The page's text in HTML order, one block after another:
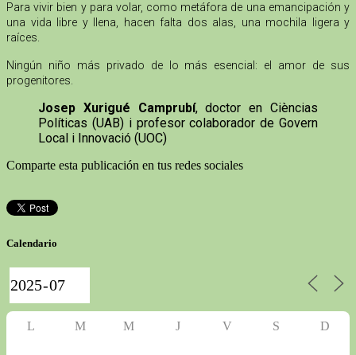
Para vivir bien y para volar, como metáfora de una emancipación y
una vida libre y llena, hacen falta dos alas, una mochila ligera y
raíces.
Ningún niño más privado de lo más esencial: el amor de sus
progenitores.
Josep Xurigué Camprubí, doctor en Cièncias
Políticas (UAB) i profesor colaborador de Govern
Local i Innovació (UOC)
Comparte esta publicación en tus redes sociales
Calendario
L M M J V S D